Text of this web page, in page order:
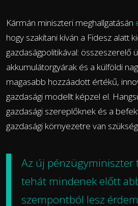
Kármán miniszteri meghallgatásán
hogy szakítani kíván a Fidesz alatt
gazdaságpolitikával: összeszerelő
akkumulátorgyárak és a külföldi
magasabb hozzáadott értékű,
gazdasági modellt képzel el.
gazdasági szereplőknek és a
gazdasági környezetre van
Az új pénzügyminiszter
tehát mindenek előtt
szempontból lesz